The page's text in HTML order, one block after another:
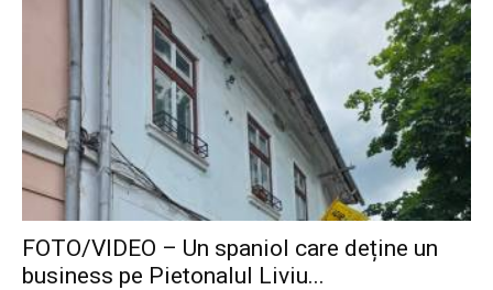
FOTO/VIDEO – Un spaniol care deține un
business pe Pietonalul Liviu...